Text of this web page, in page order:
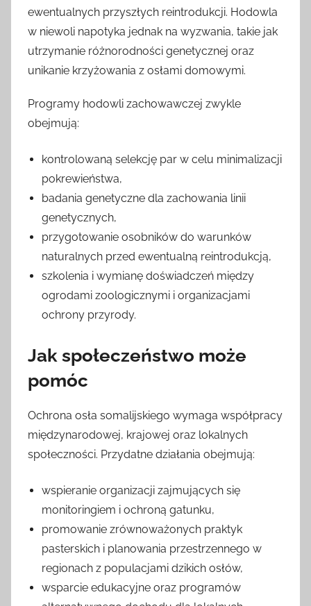
ewentualnych przyszłych reintrodukcji. Hodowla
w niewoli napotyka jednak na wyzwania, takie jak
utrzymanie różnorodności genetycznej oraz
unikanie krzyżowania z osłami domowymi.
Programy hodowli zachowawczej zwykle
obejmują:
kontrolowaną selekcję par w celu minimalizacji
pokrewieństwa,
badania genetyczne dla zachowania linii
genetycznych,
przygotowanie osobników do warunków
naturalnych przed ewentualną reintrodukcją,
szkolenia i wymianę doświadczeń między
ogrodami zoologicznymi i organizacjami
ochrony przyrody.
Jak społeczeństwo może
pomóc
Ochrona osła somalijskiego wymaga współpracy
międzynarodowej, krajowej oraz lokalnych
społeczności. Przydatne działania obejmują:
wspieranie organizacji zajmujących się
monitoringiem i ochroną gatunku,
promowanie zrównoważonych praktyk
pasterskich i planowania przestrzennego w
regionach z populacjami dzikich osłów,
wsparcie edukacyjne oraz programów